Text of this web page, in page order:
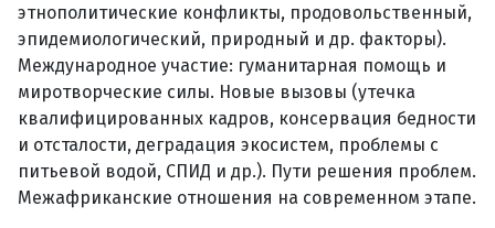
этнополитические конфликты, продовольственный,
эпидемиологический, природный и др. факторы).
Международное участие: гуманитарная помощь и
миротворческие силы. Новые вызовы (утечка
квалифицированных кадров, консервация бедности
и отсталости, деградация экосистем, проблемы с
питьевой водой, СПИД и др.). Пути решения проблем.
Межафриканские отношения на современном этапе.